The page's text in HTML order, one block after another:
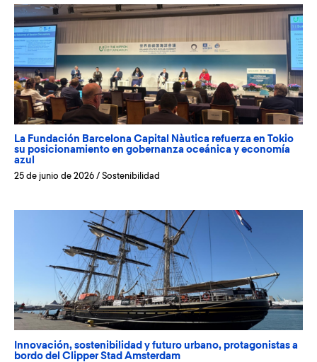
La Fundación Barcelona Capital Nàutica refuerza en Tokio
su posicionamiento en gobernanza oceánica y economía
azul
25 de junio de 2026 / Sostenibilidad
Innovación, sostenibilidad y futuro urbano, protagonistas a
bordo del Clipper Stad Amsterdam